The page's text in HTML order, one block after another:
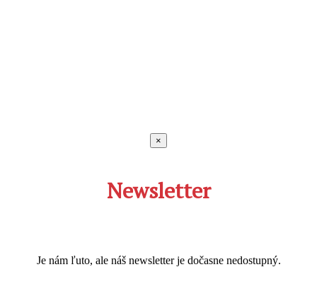
×
Newsletter
Je nám ľuto, ale náš newsletter je dočasne nedostupný.